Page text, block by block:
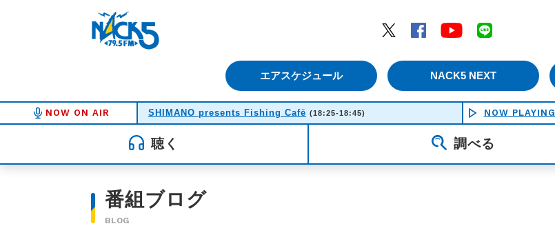
Twitter
Facebook YouTube
エアスケジュール NACK5 NEXT
NOW ON AIR SHIMANO presents Fishing Cafē (18:25-18:45) NOW PLAYING
聴く 調べる
番組ブログ
BLOG